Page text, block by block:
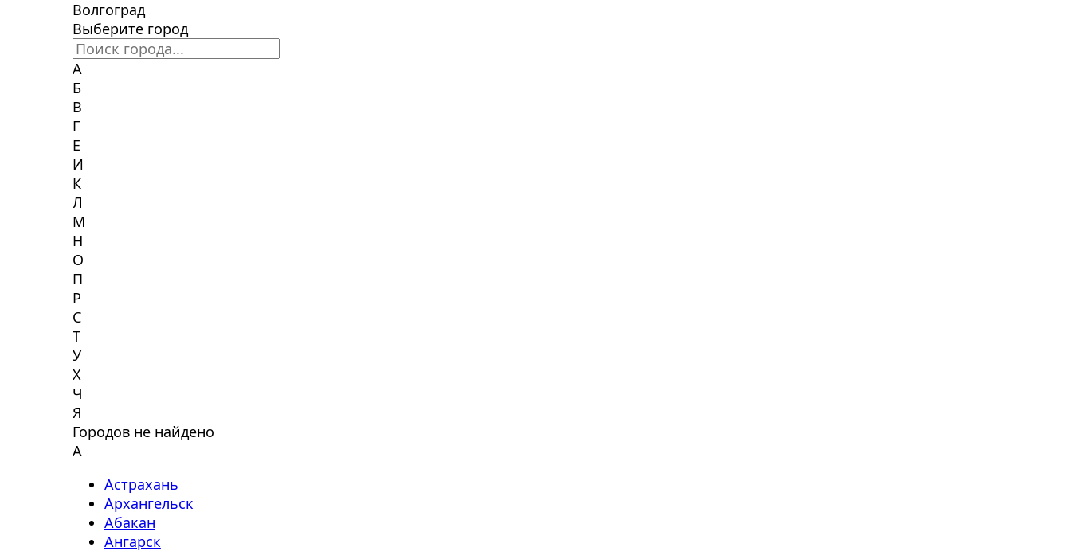
Волгоград
Выберите город
А
Б
В
Г
Е
И
К
Л
М
Н
О
П
Р
С
Т
У
Х
Ч
Я
Городов не найдено
А
Астрахань
Архангельск
Абакан
Ангарск